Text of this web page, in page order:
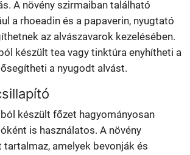
A növény szirmaiban található
a rhoeadin és a papaverin, nyugtató
az alvászavarok kezelésében.
készült tea vagy tinktúra enyhítheti a
a nyugodt alvást.
készült főzet hagyományosan
is használatos. A növény
tartalmaz, amelyek bevonják és